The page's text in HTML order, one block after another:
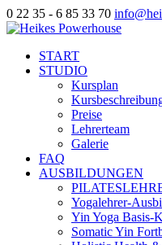
0 22 35 - 6 85 33 70
START
STUDIO
Kursplan
Preise
Lehrerteam
Galerie
FAQ
AUSBILDUNGEN
Yogalehrer-
Yin Yoga Basis-
Somatic Yin